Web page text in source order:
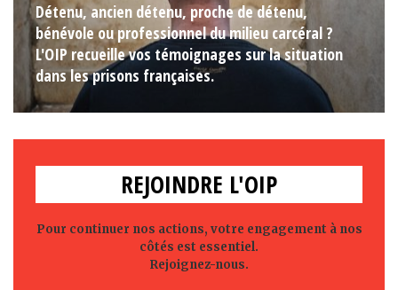
Détenu, ancien détenu, proche de détenu,
bénévole ou professionnel du milieu carcéral ?
L'OIP recueille vos témoignages sur la situation
dans les prisons françaises.
REJOINDRE L'OIP
Pour continuer nos actions, votre engagement à nos
côtés est essentiel.
Rejoignez-nous.